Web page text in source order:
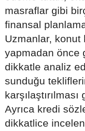
masraflar gibi
finansal
Uzmanlar, konut
yapmadan önce
dikkatle analiz
sunduğu
Ayrıca kredi
dikkatlice